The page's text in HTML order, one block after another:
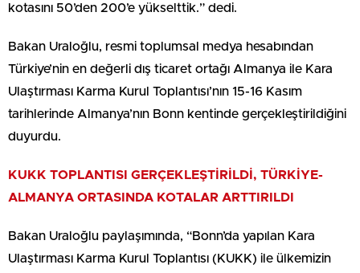
kotasını 50’den 200’e yükselttik.” dedi.
Bakan Uraloğlu, resmi toplumsal medya hesabından
Türkiye’nin en değerli dış ticaret ortağı Almanya ile Kara
Ulaştırması Karma Kurul Toplantısı’nın 15-16 Kasım
tarihlerinde Almanya’nın Bonn kentinde gerçekleştirildiğini
duyurdu.
KUKK TOPLANTISI GERÇEKLEŞTİRİLDİ, TÜRKİYE-
ALMANYA ORTASINDA KOTALAR ARTTIRILDI
Bakan Uraloğlu paylaşımında, “Bonn’da yapılan Kara
Ulaştırması Karma Kurul Toplantısı (KUKK) ile ülkemizin